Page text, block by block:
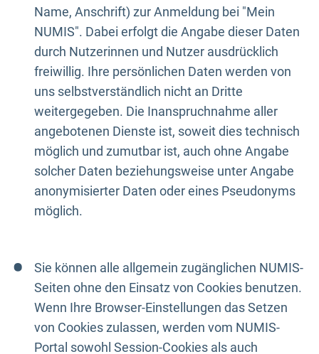
Name, Anschrift) zur Anmeldung bei "Mein
NUMIS". Dabei erfolgt die Angabe dieser Daten
durch Nutzerinnen und Nutzer ausdrücklich
freiwillig. Ihre persönlichen Daten werden von
uns selbstverständlich nicht an Dritte
weitergegeben. Die Inanspruchnahme aller
angebotenen Dienste ist, soweit dies technisch
möglich und zumutbar ist, auch ohne Angabe
solcher Daten beziehungsweise unter Angabe
anonymisierter Daten oder eines Pseudonyms
möglich.
Sie können alle allgemein zugänglichen NUMIS-
Seiten ohne den Einsatz von Cookies benutzen.
Wenn Ihre Browser-Einstellungen das Setzen
von Cookies zulassen, werden vom NUMIS-
Portal sowohl Session-Cookies als auch